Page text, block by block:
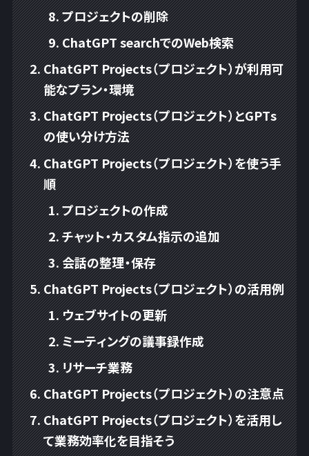
プロジェクトの削除
ChatGPT searchでのWeb検索
ChatGPT Projects（プロジェクト）が利用可
能なプラン・環境
ChatGPT Projects（プロジェクト）とGPTs
の使い分け方法
ChatGPT Projects（プロジェクト）を使う手
順
プロジェクトの作成
チャット・カスタム指示の追加
会話の整理・保存
ChatGPT Projects（プロジェクト）の活用例
ウェブサイトの更新
ミーティングの議事録作成
リサーチ業務
ChatGPT Projects（プロジェクト）の注意点
ChatGPT Projects（プロジェクト）を活用し
て業務効率化を目指そう